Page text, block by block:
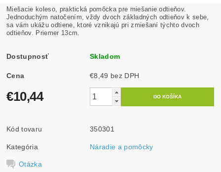
Miešacie koleso, praktická pomôcka pre miešanie odtieňov.
Jednoduchým natočením, vždy dvoch základných odtieňov k sebe,
sa vám ukážu odtiene, ktoré vznikajú pri zmiešaní týchto dvoch
odtieňov. Priemer 13cm.
Dostupnosť Skladom
Cena €8,49 bez DPH
€10,44
Kód tovaru 350301
Kategória Náradie a pomôcky
Otázka